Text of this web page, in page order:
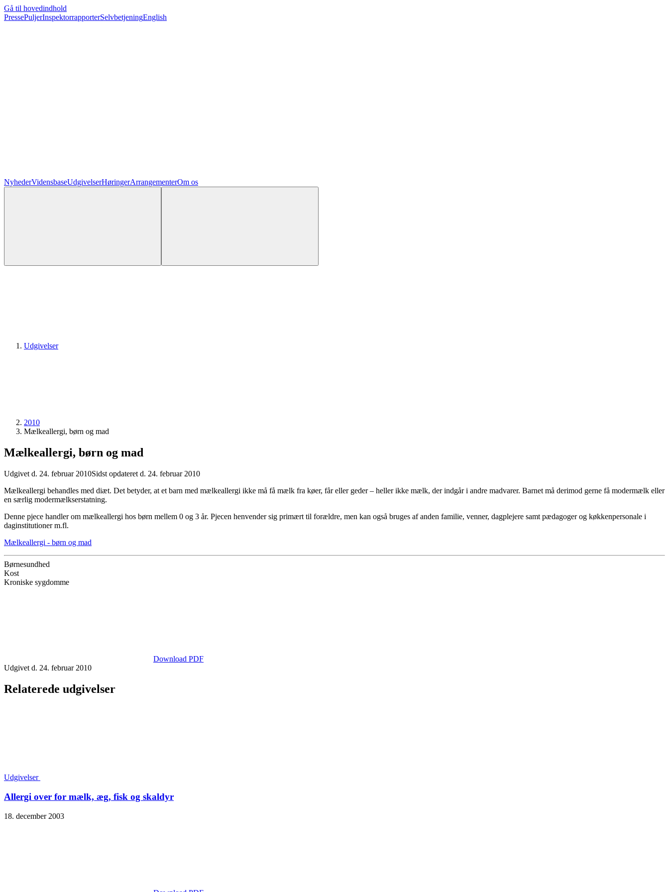
Gå til hovedindhold
PressePuljerInspektorrapporterSelvbetjeningEnglish
NyhederVidensbaseUdgivelserHøringerArrangementerOm os
Udgivelser
2010
Mælkeallergi, børn og mad
Mælkeallergi, børn og mad
Udgivet d. 24. februar 2010Sidst opdateret d. 24. februar 2010
Mælkeallergi behandles med diæt. Det betyder, at et barn med mælkeallergi ikke må få mælk fra køer, får eller geder – heller ikke mælk, der indgår i andre madvarer. Barnet må derimod gerne få modermælk eller
en særlig modermælkserstatning.
Denne pjece handler om mælkeallergi hos børn mellem 0 og 3 år. Pjecen henvender sig primært til forældre, men kan også bruges af anden familie, venner, dagplejere samt pædagoger og køkkenpersonale i
daginstitutioner m.fl.
Mælkeallergi - børn og mad
Børnesundhed
Kost
Kroniske sygdomme
Download PDF
Udgivet d. 24. februar 2010
Relaterede udgivelser
Udgivelser
Allergi over for mælk, æg, fisk og skaldyr
18. december 2003